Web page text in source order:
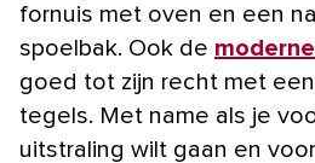
fornuis met oven en een
spoelbak. Ook de
goed tot zijn recht met
tegels. Met name als je
uitstraling wilt gaan en